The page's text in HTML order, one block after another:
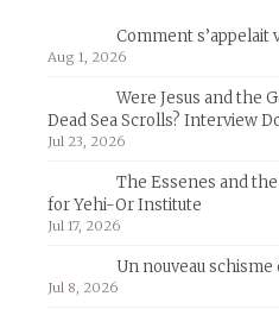
Comment s’appelait
Aug 1, 2026
Were Jesus and the
Dead Sea Scrolls? Interview
Jul 23, 2026
The Essenes and
for Yehi-Or Institute
Jul 17, 2026
Un nouveau schisme
Jul 8, 2026